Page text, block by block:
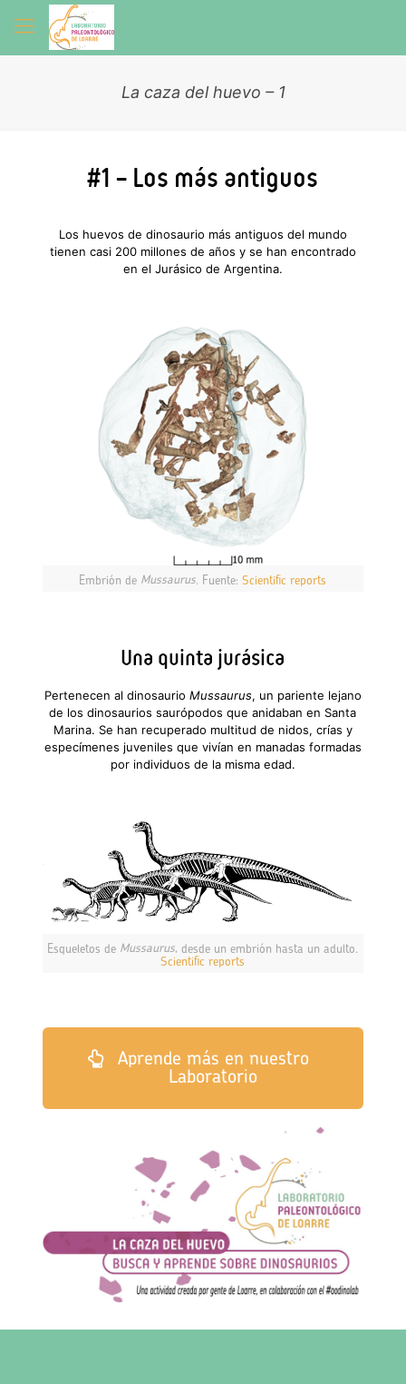
La caza del huevo – 1
#1 – Los más antiguos
Los huevos de dinosaurio más antiguos del mundo
tienen casi 200 millones de años y se han encontrado
en el Jurásico de Argentina.
Embrión de Mussaurus. Fuente:Scientific reports
Una quinta jurásica
Pertenecen al dinosaurio Mussaurus, un pariente lejano
de los dinosaurios saurópodos que anidaban en Santa
Marina. Se han recuperado multitud de nidos, crías y
especímenes juveniles que vivían en manadas formadas
por individuos de la misma edad.
Esqueletos de Mussaurus, desde un embrión hasta un adulto.
Scientific reports
Aprende más en nuestro
Laboratorio